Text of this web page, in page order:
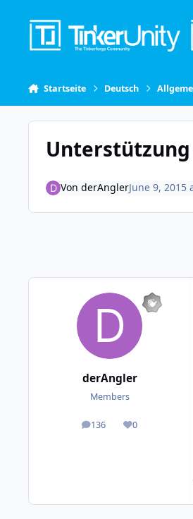
Startseite Deutsch
Unterstützung
Von derAnglerJune 9, 2015
derAngler
Members
136
posts 0
Reputation